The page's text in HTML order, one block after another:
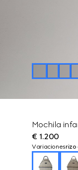
Mochila
€ 1.200
Variacionesrizo